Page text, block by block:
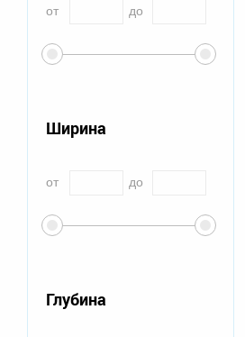
от до
Ширина
от до
Глубина